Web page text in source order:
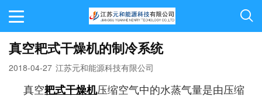
真空耙式干燥机的制冷系统
2018-04-27 江苏元和能源科技有限公司
真空耙式干燥机压缩空气中的水蒸气量是由压缩